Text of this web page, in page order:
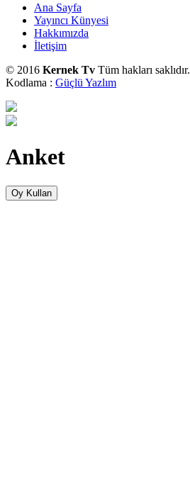
Ana Sayfa
Yayıncı Künyesi
Hakkımızda
İletişim
© 2016 Kernek Tv Tüm hakları saklıdır.
Kodlama : Güçlü Yazlım
Anket